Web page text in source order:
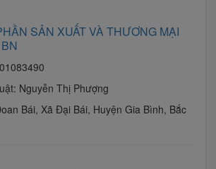
SẢN XUẤT VÀ THƯƠNG MẠI
Nguyễn Thị Phượng
Bái, Xã Đại Bái, Huyện Gia Bình, Bắc